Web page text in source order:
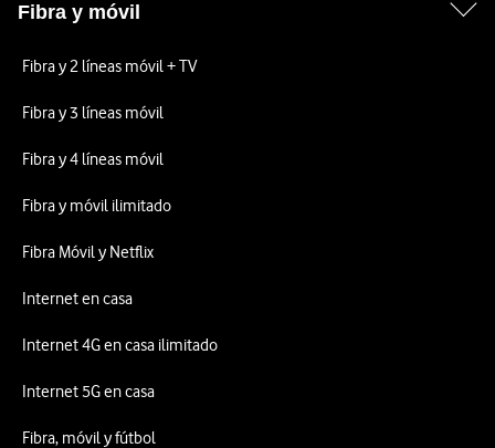
Fibra y móvil
Fibra y 2 líneas móvil + TV
Fibra y 3 líneas móvil
Fibra y 4 líneas móvil
Fibra y móvil ilimitado
Fibra Móvil y Netflix
Internet en casa
Internet 4G en casa ilimitado
Internet 5G en casa
Fibra, móvil y fútbol